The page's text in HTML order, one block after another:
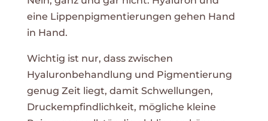
eine Lippenpigmentierungen gehen Hand
in Hand.
Wichtig ist nur, dass zwischen
Hyaluronbehandlung und Pigmentierung
genug Zeit liegt, damit Schwellungen,
Druckempfindlichkeit, mögliche kleine